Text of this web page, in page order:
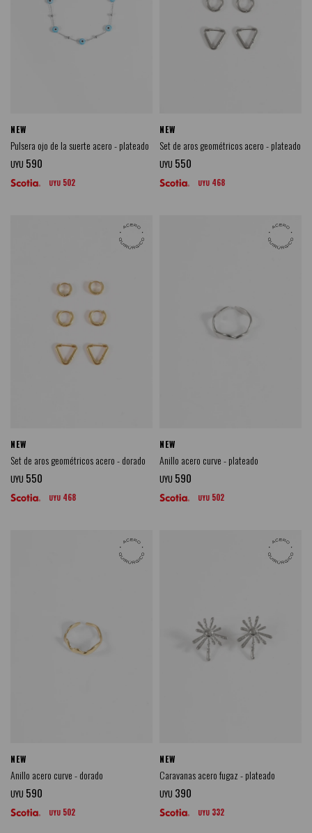
NEW
Pulsera ojo de la suerte acero - plateado
UYU 590
UYU 502
NEW
Set de aros geométricos acero - plateado
UYU 550
UYU 468
NEW
Set de aros geométricos acero - dorado
UYU 550
UYU 468
NEW
Anillo acero curve - plateado
UYU 590
UYU 502
NEW
Anillo acero curve - dorado
UYU 590
UYU 502
NEW
Caravanas acero fugaz - plateado
UYU 390
UYU 332